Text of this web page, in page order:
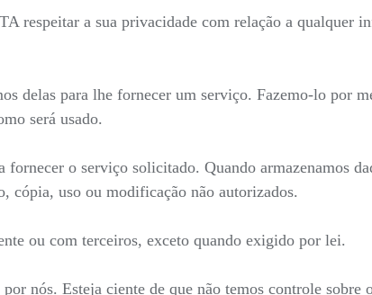
a sua privacidade com relação a qualquer
delas para lhe fornecer um serviço. Fazemo-lo por
será usado.
o serviço solicitado. Quando armazenamos
cópia, uso ou modificação não autorizados.
ou com terceiros, exceto quando exigido por lei.
nós. Esteja ciente de que não temos controle sobre